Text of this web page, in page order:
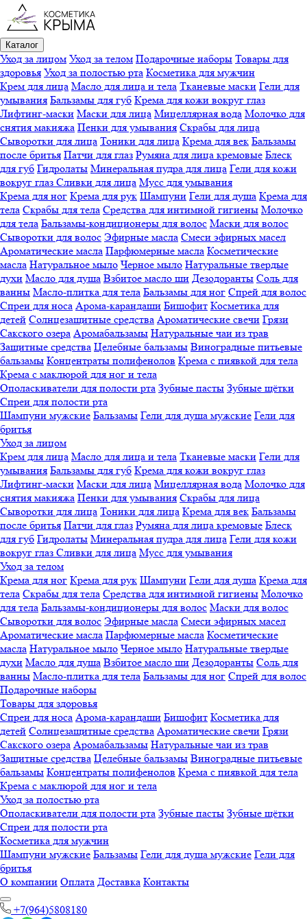
Каталог
Уход за лицом Уход за телом Подарочные наборы Товары для
здоровья Уход за полостью рта Косметика для мужчин
Крем для лица Масло для лица и тела Тканевые маски Гели для
умывания Бальзамы для губ Крема для кожи вокруг глаз
Лифтинг-маски Маски для лица Мицеллярная вода Молочко для
снятия макияжа Пенки для умывания Скрабы для лица
Сыворотки для лица Тоники для лица Крема для век Бальзамы
после бритья Патчи для глаз Румяна для лица кремовые Блеск
для губ Гидролаты Минеральная пудра для лица Гели для кожи
вокруг глаз Сливки для лица Мусс для умывания
Крема для ног Крема для рук Шампуни Гели для душа Крема для
тела Скрабы для тела Средства для интимной гигиены Молочко
для тела Бальзамы-кондиционеры для волос Маски для волос
Сыворотки для волос Эфирные масла Смеси эфирных масел
Ароматические масла Парфюмерные масла Косметические
масла Натуральное мыло Черное мыло Натуральные твердые
духи Масло для душа Взбитое масло ши Дезодоранты Соль для
ванны Масло-плитка для тела Бальзамы для ног Спрей для волос
Спреи для носа Арома-карандаши Бишофит Косметика для
детей Солнцезащитные средства Ароматические свечи Грязи
Cакского озера Аромабальзамы Натуральные чаи из трав
Защитные средства Целебные бальзамы Виноградные питьевые
бальзамы Концентраты полифенолов Крема с пиявкой для тела
Крема с маклюрой для ног и тела
Ополаскиватели для полости рта Зубные пасты Зубные щётки
Спреи для полости рта
Шампуни мужские Бальзамы Гели для душа мужские Гели для
бритья
Уход за лицом
Крем для лица Масло для лица и тела Тканевые маски Гели для
умывания Бальзамы для губ Крема для кожи вокруг глаз
Лифтинг-маски Маски для лица Мицеллярная вода Молочко для
снятия макияжа Пенки для умывания Скрабы для лица
Сыворотки для лица Тоники для лица Крема для век Бальзамы
после бритья Патчи для глаз Румяна для лица кремовые Блеск
для губ Гидролаты Минеральная пудра для лица Гели для кожи
вокруг глаз Сливки для лица Мусс для умывания
Уход за телом
Крема для ног Крема для рук Шампуни Гели для душа Крема для
тела Скрабы для тела Средства для интимной гигиены Молочко
для тела Бальзамы-кондиционеры для волос Маски для волос
Сыворотки для волос Эфирные масла Смеси эфирных масел
Ароматические масла Парфюмерные масла Косметические
масла Натуральное мыло Черное мыло Натуральные твердые
духи Масло для душа Взбитое масло ши Дезодоранты Соль для
ванны Масло-плитка для тела Бальзамы для ног Спрей для волос
Подарочные наборы
Товары для здоровья
Спреи для носа Арома-карандаши Бишофит Косметика для
детей Солнцезащитные средства Ароматические свечи Грязи
Cакского озера Аромабальзамы Натуральные чаи из трав
Защитные средства Целебные бальзамы Виноградные питьевые
бальзамы Концентраты полифенолов Крема с пиявкой для тела
Крема с маклюрой для ног и тела
Уход за полостью рта
Ополаскиватели для полости рта Зубные пасты Зубные щётки
Спреи для полости рта
Косметика для мужчин
Шампуни мужские Бальзамы Гели для душа мужские Гели для
бритья
О компании Оплата Доставка Контакты
+7(964)5808180